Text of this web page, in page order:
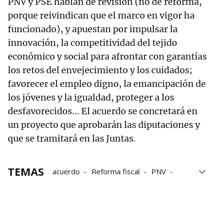
porque reivindican que el marco en vigor ha
funcionado), y apuestan por impulsar la
innovación, la competitividad del tejido
económico y social para afrontar con garantías
los retos del envejecimiento y los cuidados;
favorecer el empleo digno, la emancipación de
los jóvenes y la igualdad, proteger a los
desfavorecidos... El acuerdo se concretará en
un proyecto que aprobarán las diputaciones y
que se tramitará en las Juntas.
TEMAS acuerdo Reforma fiscal
PNV